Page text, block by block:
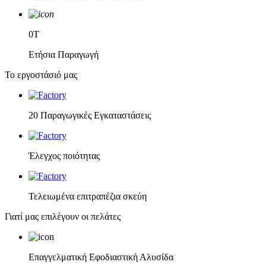
0T
Ετήσια Παραγωγή
Το εργοστάσιό μας
20 Παραγωγικές Εγκαταστάσεις
Έλεγχος ποιότητας
Τελειωμένα επιτραπέζια σκεύη
Γιατί μας επιλέγουν οι πελάτες
Επαγγελματική Εφοδιαστική Αλυσίδα